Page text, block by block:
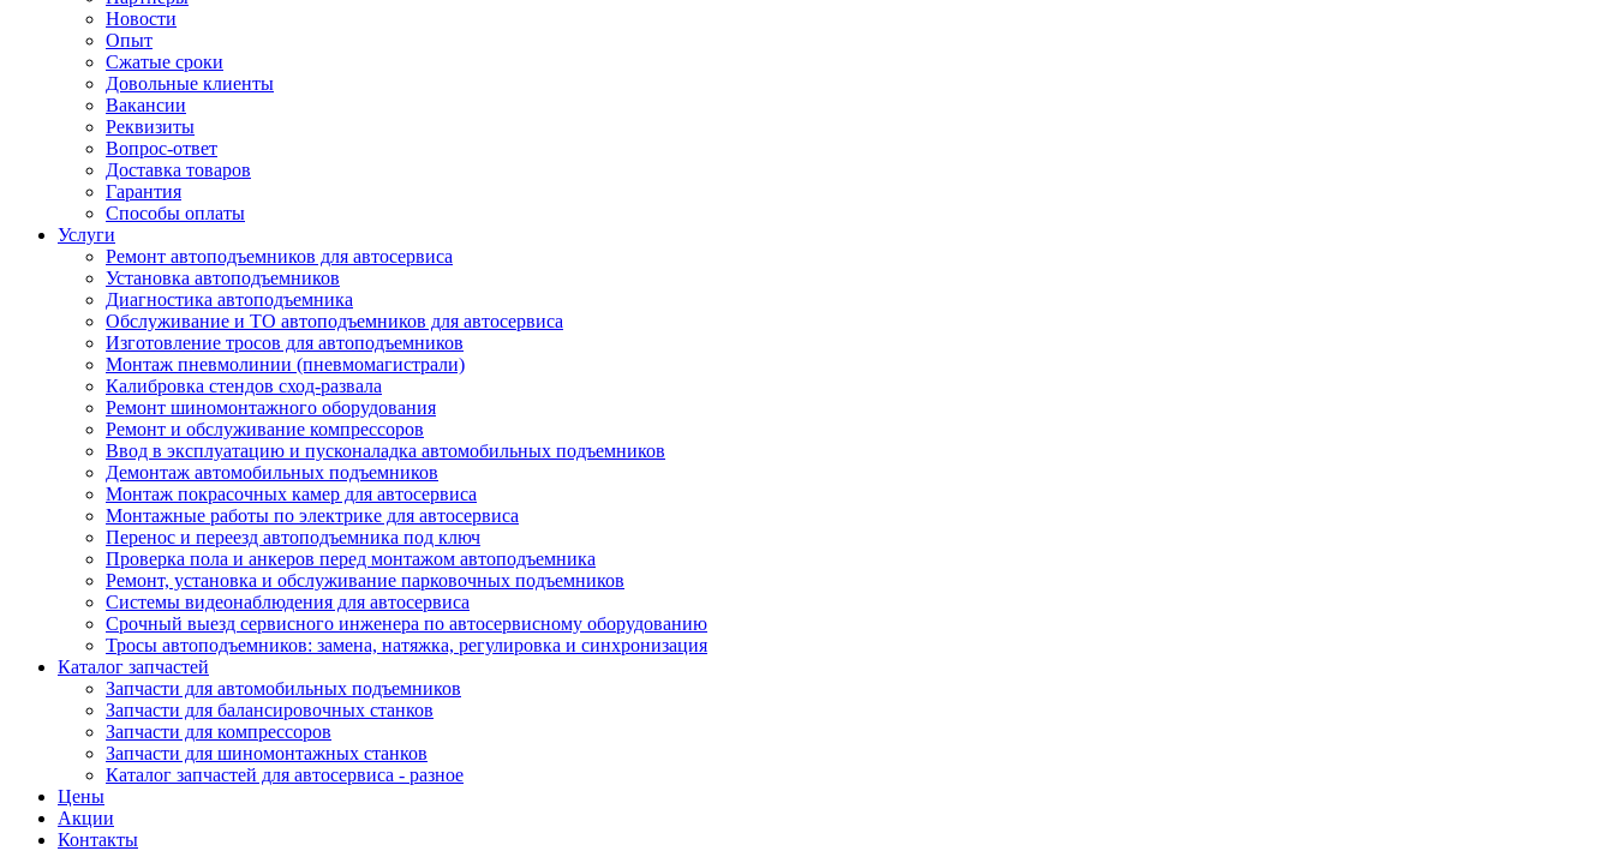
Новости
Опыт
Сжатые сроки
Довольные клиенты
Вакансии
Реквизиты
Вопрос-ответ
Доставка товаров
Гарантия
Способы оплаты
Услуги
Ремонт автоподъемников для автосервиса
Установка автоподъемников
Диагностика автоподъемника
Обслуживание и ТО автоподъемников для автосервиса
Изготовление тросов для автоподъемников
Монтаж пневмолинии (пневмомагистрали)
Калибровка стендов сход-развала
Ремонт шиномонтажного оборудования
Ремонт и обслуживание компрессоров
Ввод в эксплуатацию и пусконаладка автомобильных подъемников
Демонтаж автомобильных подъемников
Монтаж покрасочных камер для автосервиса
Монтажные работы по электрике для автосервиса
Перенос и переезд автоподъемника под ключ
Проверка пола и анкеров перед монтажом автоподъемника
Ремонт, установка и обслуживание парковочных подъемников
Системы видеонаблюдения для автосервиса
Срочный выезд сервисного инженера по автосервисному оборудованию
Тросы автоподъемников: замена, натяжка, регулировка и синхронизация
Каталог запчастей
Запчасти для автомобильных подъемников
Запчасти для балансировочных станков
Запчасти для компрессоров
Запчасти для шиномонтажных станков
Каталог запчастей для автосервиса - разное
Цены
Акции
Контакты